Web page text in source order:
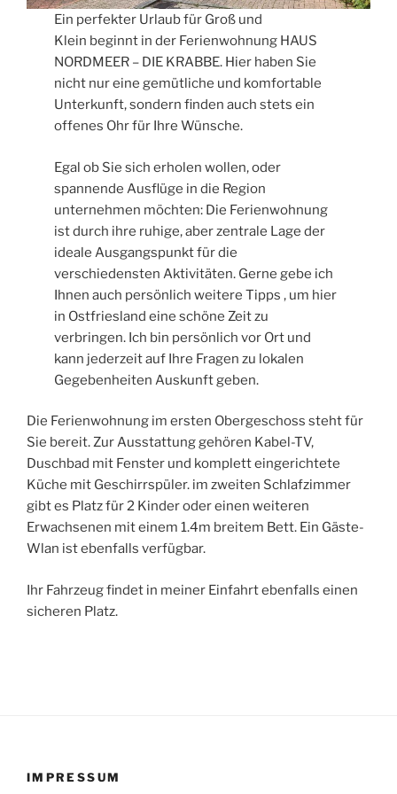
Ein perfekter Urlaub für Groß und
Klein beginnt in der Ferienwohnung HAUS
NORDMEER – DIE KRABBE. Hier haben Sie
nicht nur eine gemütliche und komfortable
Unterkunft, sondern finden auch stets ein
offenes Ohr für Ihre Wünsche.
Egal ob Sie sich erholen wollen, oder
spannende Ausflüge in die Region
unternehmen möchten: Die Ferienwohnung
ist durch ihre ruhige, aber zentrale Lage der
ideale Ausgangspunkt für die
verschiedensten Aktivitäten. Gerne gebe ich
Ihnen auch persönlich weitere Tipps , um hier
in Ostfriesland eine schöne Zeit zu
verbringen. Ich bin persönlich vor Ort und
kann jederzeit auf Ihre Fragen zu lokalen
Gegebenheiten Auskunft geben.
Die Ferienwohnung im ersten Obergeschoss steht für
Sie bereit. Zur Ausstattung gehören Kabel-TV,
Duschbad mit Fenster und komplett eingerichtete
Küche mit Geschirrspüler. im zweiten Schlafzimmer
gibt es Platz für 2 Kinder oder einen weiteren
Erwachsenen mit einem 1.4m breitem Bett. Ein Gäste-
Wlan ist ebenfalls verfügbar.
Ihr Fahrzeug findet in meiner Einfahrt ebenfalls einen
sicheren Platz.
IMPRESSUM